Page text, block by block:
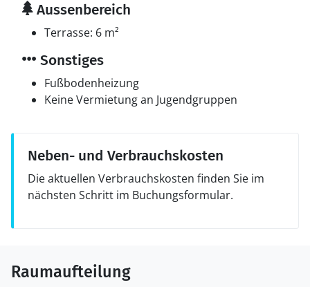
Aussenbereich
Terrasse: 6 m²
Sonstiges
Fußbodenheizung
Keine Vermietung an Jugendgruppen
Neben- und Verbrauchskosten
Die aktuellen Verbrauchskosten finden Sie im
nächsten Schritt im Buchungsformular.
Raumaufteilung